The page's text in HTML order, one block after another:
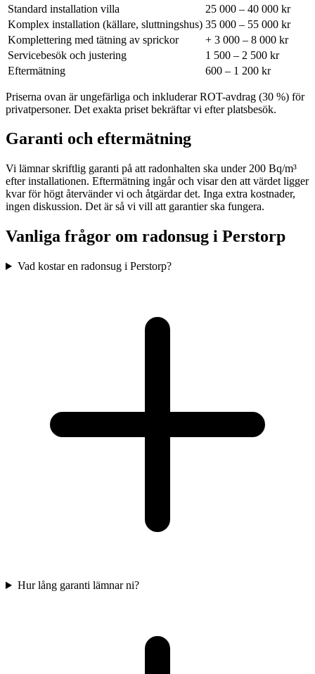
Standard installation villa
25 000 – 40 000 kr
Komplex installation (källare, sluttningshus) 35 000 – 55 000 kr
Komplettering med tätning av sprickor
+ 3 000 – 8 000 kr
Servicebesök och justering
1 500 – 2 500 kr
Eftermätning
600 – 1 200 kr
Priserna ovan är ungefärliga och inkluderar ROT-avdrag (30 %) för
privatpersoner. Det exakta priset bekräftar vi efter platsbesök.
Garanti och eftermätning
Vi lämnar skriftlig garanti på att radonhalten ska under 200 Bq/m³
efter installationen. Eftermätning ingår och visar den att värdet ligger
kvar för högt återvänder vi och åtgärdar det. Inga extra kostnader,
ingen diskussion. Det är så vi vill att garantier ska fungera.
Vanliga frågor om radonsug i Perstorp
Vad kostar en radonsug i Perstorp?
Hur lång garanti lämnar ni?